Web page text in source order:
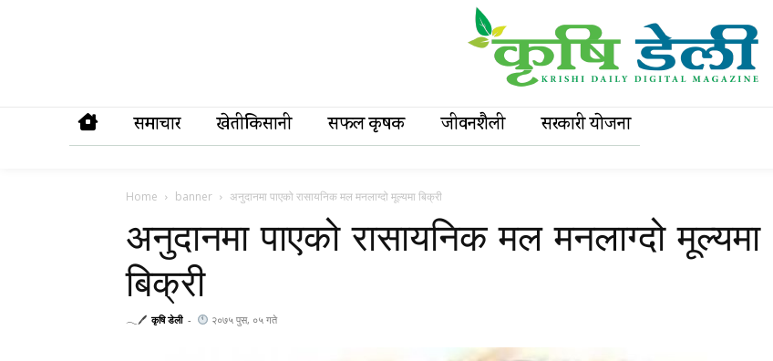
समाचार खेतीकिसानी सफल कृषक जीवनशैली सरकारी याेजना
Home banner अनुदानमा पाएको रासायनिक मल मनलाग्दो मूल्यमा बिक्री
अनुदानमा पाएको रासायनिक मल मनलाग्दो मूल्यमा
बिक्री
𓂃🖊 कृषि डेली - २०७५ पुस, ०५ गते